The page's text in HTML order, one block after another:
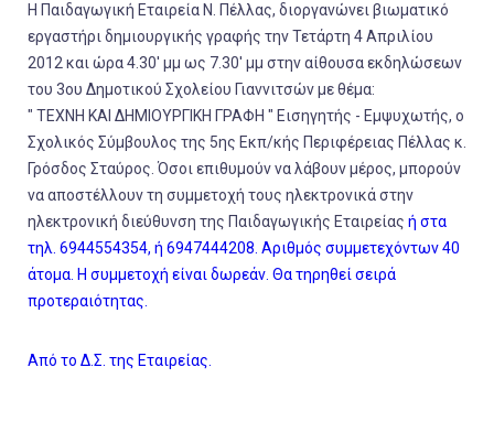
Η Παιδαγωγική Εταιρεία Ν. Πέλλας, διοργανώνει βιωματικό
εργαστήρι δημιουργικής γραφής την Τετάρτη 4 Απριλίου
2012 και ώρα 4.30' μμ ως 7.30' μμ στην αίθουσα εκδηλώσεων
του 3ου Δημοτικού Σχολείου Γιαννιτσών με θέμα:
" ΤΕΧΝΗ ΚΑΙ ΔΗΜΙΟΥΡΓΙΚΗ ΓΡΑΦΗ " Εισηγητής - Εμψυχωτής, ο
Σχολικός Σύμβουλος της 5ης Εκπ/κής Περιφέρειας Πέλλας κ.
Γρόσδος Σταύρος. Όσοι επιθυμούν να λάβουν μέρος, μπορούν
να αποστέλλουν τη συμμετοχή τους ηλεκτρονικά στην
ηλεκτρονική διεύθυνση της Παιδαγωγικής Εταιρείας ή στα
τηλ. 6944554354, ή 6947444208. Αριθμός συμμετεχόντων 40
άτομα. Η συμμετοχή είναι δωρεάν. Θα τηρηθεί σειρά
προτεραιότητας.
Από το Δ.Σ. της Εταιρείας.